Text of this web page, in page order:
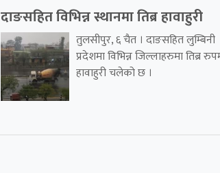
दाङसहित विभिन्न स्थानमा तिब्र हावाहुरी
तुलसीपुर, ६ चैत । दाङसहित लुम्बिनी
प्रदेशमा विभिन्न जिल्लाहरुमा तिब्र
हावाहुरी चलेको छ ।